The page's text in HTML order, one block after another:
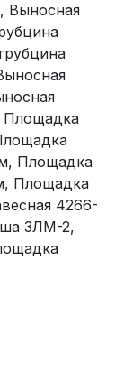
Выносная
Площадка
Площадка
Площадка
4266-
ЗЛМ-2,